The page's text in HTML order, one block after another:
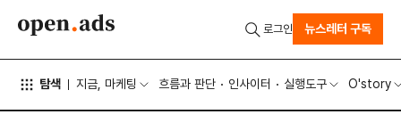
탐색 지금, 마케팅 흐름과 판단 인사이터 실행도구 O'story
로그인 뉴스레터 구독